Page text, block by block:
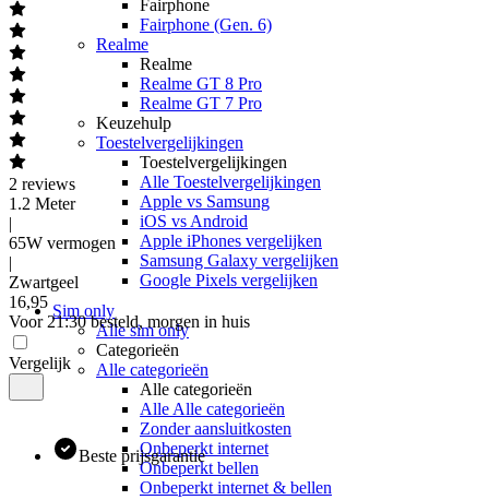
Fairphone
Fairphone (Gen. 6)
Realme
Realme
Realme GT 8 Pro
Realme GT 7 Pro
Keuzehulp
Toestelvergelijkingen
Toestelvergelijkingen
Alle Toestelvergelijkingen
Apple vs Samsung
iOS vs Android
Apple iPhones vergelijken
Samsung Galaxy vergelijken
Google Pixels vergelijken
Sim only
Alle sim only
Categorieën
Alle categorieën
Alle categorieën
Alle Alle categorieën
Zonder aansluitkosten
Onbeperkt internet
Onbeperkt bellen
Onbeperkt internet & bellen
2 reviews
1.2 Meter
|
65W vermogen
|
Zwartgeel
16,95
Voor 21:30 besteld, morgen in huis
Vergelijk
Beste prijsgarantie